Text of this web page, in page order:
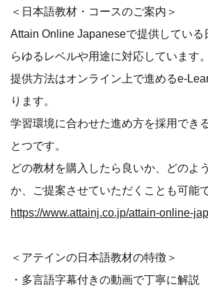
＜日本語教材・コースのご案内＞
Attain Online Japaneseで提供している
らゆるレベルや用途に対応しています。
提供方法はオンライン上で進めるe-
ります。
学習環境に合わせた進め方を採用でき
とつです。
どの教材を購入したら良いか、どのよ
か、ご提案させていただくことも可能で
＜アテインの日本語教材の特徴＞
・多言語字幕付きの動画で丁寧に解説